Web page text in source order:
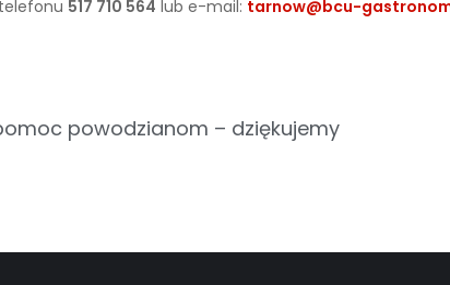
517 710 564 lub e-mail: tarnow@bcu-
powodzianom – dziękujemy